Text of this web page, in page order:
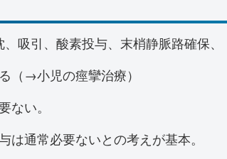
吸引、酸素投与、末梢静脈路確保、
（→小児の痙攣治療）
ない。
は通常必要ないとの考えが基本。